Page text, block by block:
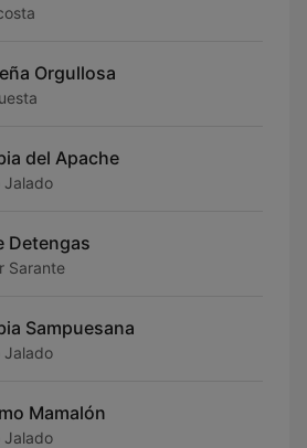
Orgullosa
del Apache
Jalado
Detengas
Sarante
Sampuesana
Jalado
Mamalón
Jalado